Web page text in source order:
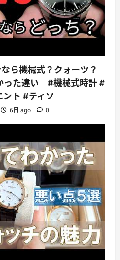
ら機械式？クォーツ？
った違い #機械式時計 #
ト #ティソ
6日 ago 0